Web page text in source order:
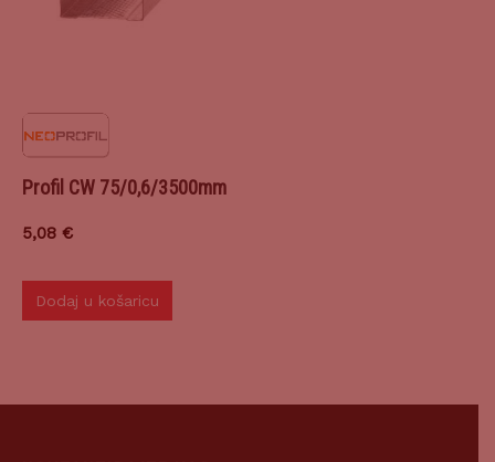
Profil CW 75/0,6/3500mm
5,08 €
Dodaj u košaricu